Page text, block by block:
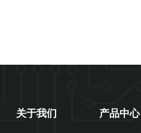
关于我们 产品中心